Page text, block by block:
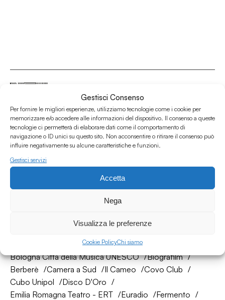
Gestisci Consenso
Per fornire le migliori esperienze, utilizziamo tecnologie come i cookie per
memorizzare e/o accedere alle informazioni del dispositivo. Il consenso a queste
tecnologie ci permetterà di elaborare dati come il comportamento di
navigazione o ID unici su questo sito. Non acconsentire o ritirare il consenso può
influire negativamente su alcune caratteristiche e funzioni.
Gestisci servizi
Accetta
Nega
Visualizza le preferenze
Cookie PolicyChi siamo
Associazione Culturale Humus
Via degli Orti 63, Bologna 40137
IVA: IT03691751204
CF: 03691751204
La nostra rete di amici
AtelierSì
Baumhaus
Bologna Città della Musica UNESCO
Biografilm
Berberè
Camera a Sud Il Cameo
Covo Club
Cubo Unipol
Disco D'Oro
Emilia Romagna Teatro - ERT
Euradio
Fermento